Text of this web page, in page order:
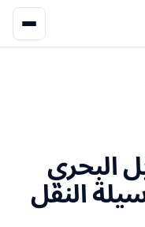
البحري